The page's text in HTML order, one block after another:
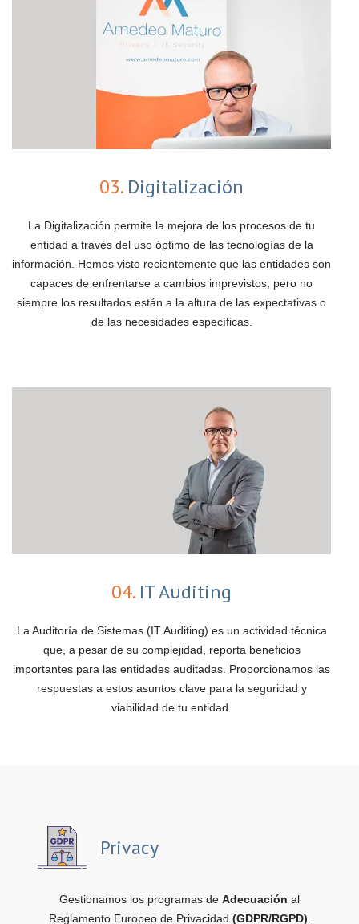
03.Digitalización
La Digitalización permite la mejora de los procesos de tu
entidad a través del uso óptimo de las tecnologías de la
información. Hemos visto recientemente que las entidades son
capaces de enfrentarse a cambios imprevistos, pero no
siempre los resultados están a la altura de las expectativas o
de las necesidades específicas.
04.IT Auditing
La Auditoría de Sistemas (IT Auditing) es un actividad técnica
que, a pesar de su complejidad, reporta beneficios
importantes para las entidades auditadas. Proporcionamos las
respuestas a estos asuntos clave para la seguridad y
viabilidad de tu entidad.
Privacy
Gestionamos los programas de Adecuación al
Reglamento Europeo de Privacidad (GDPR/RGPD)